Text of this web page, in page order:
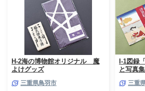
H-2海の博物館オリジナル 魔
よけグッズ
三重県鳥羽市
I-1図録
と写真
三重